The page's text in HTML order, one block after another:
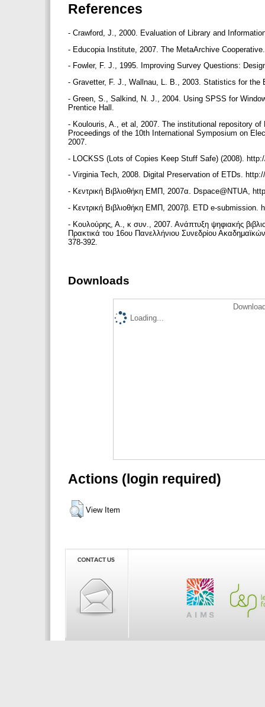
References
- Crawford, J., 2000. Evaluation of Library and
- Educopia Institute, 2007. The MetaArchive
- Fowler, F. J., 1995. Improving Survey Questions:
- Gravetter, F. J., Wallnau, L. B., 2003. Statistics for
- Green, S., Salkind, N. J., 2004. Using SPSS for
Prentice Hall.
- Koulouris, A., et al, 2007. The institutional repository
Proceedings of the 10th International Symposium on
2007.
- LOCKSS (Lots of Copies Keep Stuff Safe) (2008).
- Virginia Tech, 2008. Digital Preservation of ETDs.
- Κεντρική Βιβλιοθήκη ΕΜΠ, 2007α. Dspace@NTUA,
- Κεντρική Βιβλιοθήκη ΕΜΠ, 2007β. ETD e-
- Κουλούρης, Α., κ συν., 2007. Ανάπτυξη ψηφιακής
Πρακτικά του 16ου Πανελλήνιου Συνεδρίου
378-392.
Downloads
Loading...
Actions (login required)
View Item